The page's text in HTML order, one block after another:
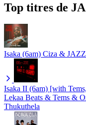
Top titres de
Isaka (6am) Ciza &
Isaka II (6am) [with
Lekaa Beats & Tems &
Thukuthela